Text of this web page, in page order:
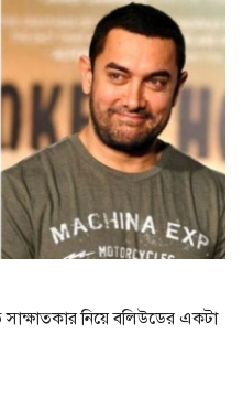
সাক্ষাত্কার নিয়ে বলিউডের একটা